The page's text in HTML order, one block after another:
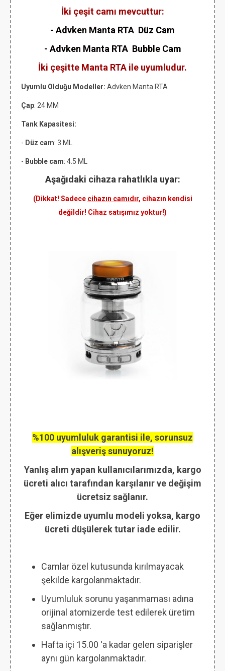
İki çeşit camı mevcuttur:
- Advken Manta RTA Düz Cam
- Advken Manta RTA Bubble Cam
İki çeşitte Manta RTA ile uyumludur.
Uyumlu Olduğu Modeller: Advken Manta RTA
Çap: 24 MM
Tank Kapasitesi:
- Düz cam: 3 ML
- Bubble cam: 4.5 ML
Aşağıdaki cihaza rahatlıkla uyar:
(Dikkat! Sadece cihazın camıdır, cihazın kendisi
değildir! Cihaz satışımız yoktur!)
%100 uyumluluk garantisi ile, sorunsuz
alışveriş sunuyoruz!
Yanlış alım yapan kullanıcılarımızda, kargo
ücreti alıcı tarafından karşılanır ve değişim
ücretsiz sağlanır.
Eğer elimizde uyumlu modeli yoksa, kargo
ücreti düşülerek tutar iade edilir.
Camlar özel kutusunda kırılmayacak
şekilde kargolanmaktadır.
Uyumluluk sorunu yaşanmaması adına
orijinal atomizerde test edilerek üretim
sağlanmıştır.
Hafta içi 15.00 'a kadar gelen siparişler
aynı gün kargolanmaktadır.